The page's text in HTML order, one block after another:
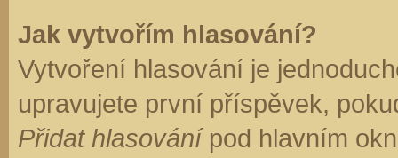
Jak vytvořím hlasování?
Vytvoření hlasování je
upravujete první příspěvek,
Přidat hlasovánípod hlavním